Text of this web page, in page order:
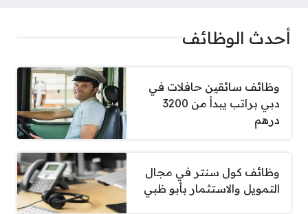
أحدث الوظائف
وظائف سائقين حافلات في
دبي براتب يبدأ من 3200
درهم
وظائف كول سنتر في مجال
التمويل والاستثمار بأبو ظبي